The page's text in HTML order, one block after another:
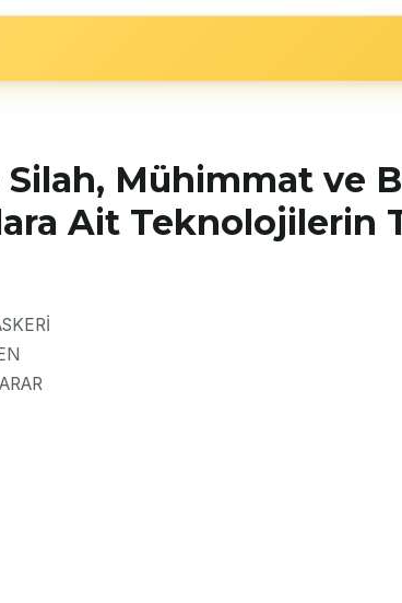
Silah, Mühimmat ve
Ait Teknolojilerin